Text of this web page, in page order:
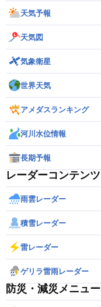
天気予報
天気図
気象衛星
世界天気
アメダスランキング
河川水位情報
長期予報
レーダーコンテンツ
雨雲レーダー
積雪レーダー
雷レーダー
ゲリラ雷雨レーダー
防災・減災メニュー